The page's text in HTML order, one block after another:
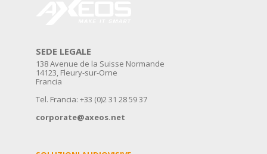
SEDE LEGALE
138 Avenue de la Suisse Normande
14123, Fleury-sur-Orne
Francia
Tel. Francia: +33 (0)2 31 28 59 37
corporate@axeos.net